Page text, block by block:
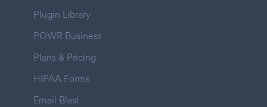
Plugin Library
POWR Business
Plans & Pricing
HIPAA Forms
Email Blast